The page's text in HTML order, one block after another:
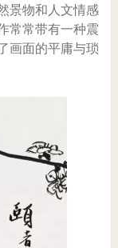
景物和人文情感
常常带有一种震
画面的平庸与琐